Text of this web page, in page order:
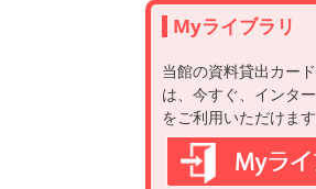
Myライブラリ
当館の資料貸出カー
は、今すぐ、インタ
をご利用いただけます